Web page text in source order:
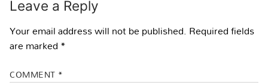
Leave a Reply
Your email address will not be published. Required fields
are marked*
COMMENT *